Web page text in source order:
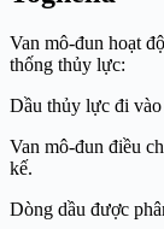
Van mô-đun hoạt
thống thủy lực:
Dầu thủy lực đi vào
Van mô-đun điều
kế.
Dòng dầu được